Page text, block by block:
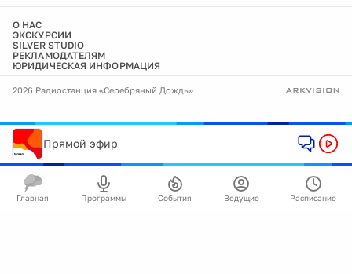
О НАС
ЭКСКУРСИИ
SILVER STUDIO
РЕКЛАМОДАТЕЛЯМ
ЮРИДИЧЕСКАЯ ИНФОРМАЦИЯ
2026 Радиостанция «Серебряный Дождь»
Прямой эфир
Главная Программы События Ведущие Расписание